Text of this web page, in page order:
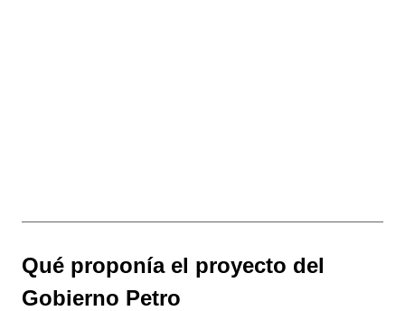
Qué proponía el proyecto del
Gobierno Petro